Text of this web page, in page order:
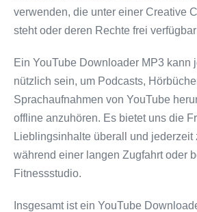
verwenden, die unter einer Creative
steht oder deren Rechte frei
Ein YouTube Downloader MP3 kann
nützlich sein, um Podcasts,
Sprachaufnahmen von YouTube
offline anzuhören. Es bietet uns die
Lieblingsinhalte überall und
während einer langen Zugfahrt oder
Fitnessstudio.
Insgesamt ist ein YouTube